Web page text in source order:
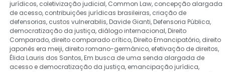
jurídicos, coletivização judicial, Common Law, concepção alargada
de acesso, contribuições jurídicas brasileiras, criação de
defensorias, custos vulnerabilis,Davide Gianti,Defensoria Pública,
democratização da justiça, diálogo internacional,Direito
Comparado, direito comparado crítico,Direito Emancipatório, direito
japonês era meiji, direito romano-germânico, efetivação de direitos,
Élida Lauris dos Santos,Em busca de uma senda alargada de
acesso e democratização da justiça, emancipação jurídica,